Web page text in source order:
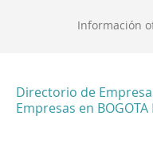
Información
Directorio de
Empresas en BOGOTA